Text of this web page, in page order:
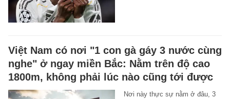
Việt Nam có nơi "1 con gà gáy 3 nước cùng
nghe" ở ngay miền Bắc: Nằm trên độ cao
1800m, không phải lúc nào cũng tới được
Nơi này thực sự nằm ở đâu, 3